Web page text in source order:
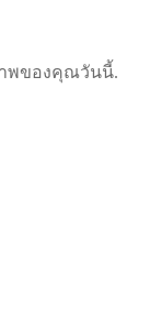
าพของคุณวันนี้.